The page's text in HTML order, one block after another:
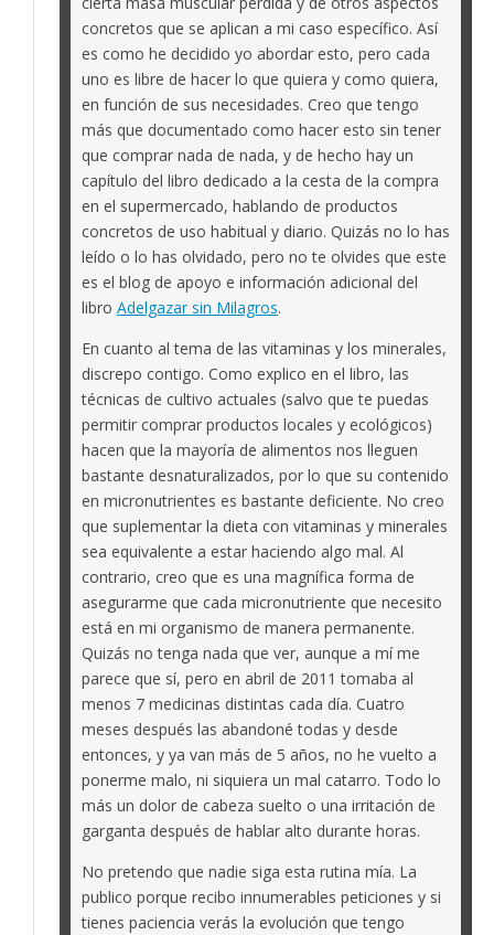
concretos que se aplican a mi caso específico. Así
es como he decidido yo abordar esto, pero cada
uno es libre de hacer lo que quiera y como quiera,
en función de sus necesidades. Creo que tengo
más que documentado como hacer esto sin tener
que comprar nada de nada, y de hecho hay un
capítulo del libro dedicado a la cesta de la compra
en el supermercado, hablando de productos
concretos de uso habitual y diario. Quizás no lo has
leído o lo has olvidado, pero no te olvides que este
es el blog de apoyo e información adicional del
libro Adelgazar sin Milagros.
En cuanto al tema de las vitaminas y los minerales,
discrepo contigo. Como explico en el libro, las
técnicas de cultivo actuales (salvo que te puedas
permitir comprar productos locales y ecológicos)
hacen que la mayoría de alimentos nos lleguen
bastante desnaturalizados, por lo que su contenido
en micronutrientes es bastante deficiente. No creo
que suplementar la dieta con vitaminas y minerales
sea equivalente a estar haciendo algo mal. Al
contrario, creo que es una magnífica forma de
asegurarme que cada micronutriente que necesito
está en mi organismo de manera permanente.
Quizás no tenga nada que ver, aunque a mí me
parece que sí, pero en abril de 2011 tomaba al
menos 7 medicinas distintas cada día. Cuatro
meses después las abandoné todas y desde
entonces, y ya van más de 5 años, no he vuelto a
ponerme malo, ni siquiera un mal catarro. Todo lo
más un dolor de cabeza suelto o una irritación de
garganta después de hablar alto durante horas.
No pretendo que nadie siga esta rutina mía. La
publico porque recibo innumerables peticiones y si
tienes paciencia verás la evolución que tengo